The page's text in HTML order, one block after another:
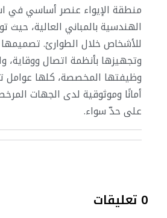
منطقة الإيواء عنصر أساسي في
الهندسية بالمباني العالية، حيث
للأشخاص خلال الطوارئ. تصميمها
وتجهيزها بأنظمة اتصال ووقاية،
وظيفتها المخصصة، كلها عوامل
أمانًا وموثوقية لدى الجهات
على حدّ سواء.
0 تعليقات